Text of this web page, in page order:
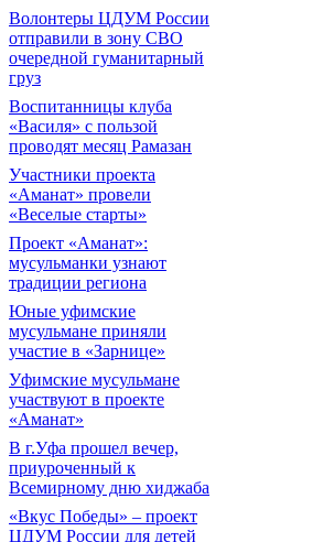
Волонтеры ЦДУМ России
отправили в зону СВО
очередной гуманитарный
груз
Воспитанницы клуба
«Василя» с пользой
проводят месяц Рамазан
Участники проекта
«Аманат» провели
«Веселые старты»
Проект «Аманат»:
мусульманки узнают
традиции региона
Юные уфимские
мусульмане приняли
участие в «Зарнице»
Уфимские мусульмане
участвуют в проекте
«Аманат»
В г.Уфа прошел вечер,
приуроченный к
Всемирному дню хиджаба
«Вкус Победы» – проект
ЦДУМ России для детей